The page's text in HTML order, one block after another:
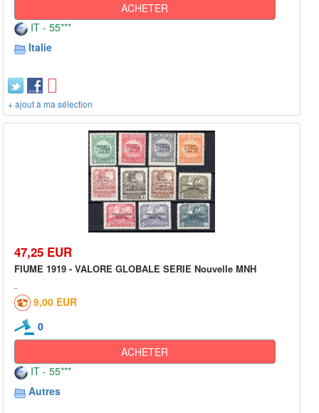
ACHETER
IT - 55***
Italie
+ ajout à ma sélection
47,25 EUR
FIUME 1919 - VALORE GLOBALE SERIE Nouvelle MNH
9,00 EUR
0
ACHETER
IT - 55***
Autres